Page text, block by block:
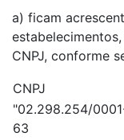
a) ficam
CNPJ, conforme
CNPJ
"02.298.254/
63